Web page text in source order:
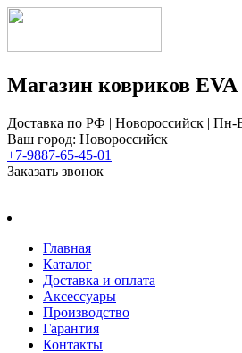
Магазин ковриков EVA
Доставка по РФ | Новороссийск | Пн-
Ваш город: Новороссийск
+7-9887-65-45-01
Заказать звонок
Главная
Каталог
Доставка и оплата
Аксессуары
Производство
Гарантия
Контакты